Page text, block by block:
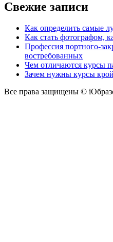
Свежие записи
Как определить самые
Как стать фотографом,
Профессия портного-
востребованных
Чем отличаются курсы
Зачем нужны курсы
Все права защищены ©